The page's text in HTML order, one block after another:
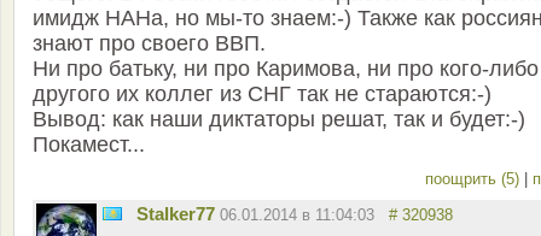
имидж НАНа, но мы-то знаем:-) Также как
знают про своего ВВП.
Ни про батьку, ни про Каримова, ни про кого-либо
другого их коллег из СНГ так не стараются:-)
Вывод: как наши диктаторы решат, так и будет:-)
Покамест...
поощрить (5)
Stalker77 06.01.2014 в 11:04:03 # 320938